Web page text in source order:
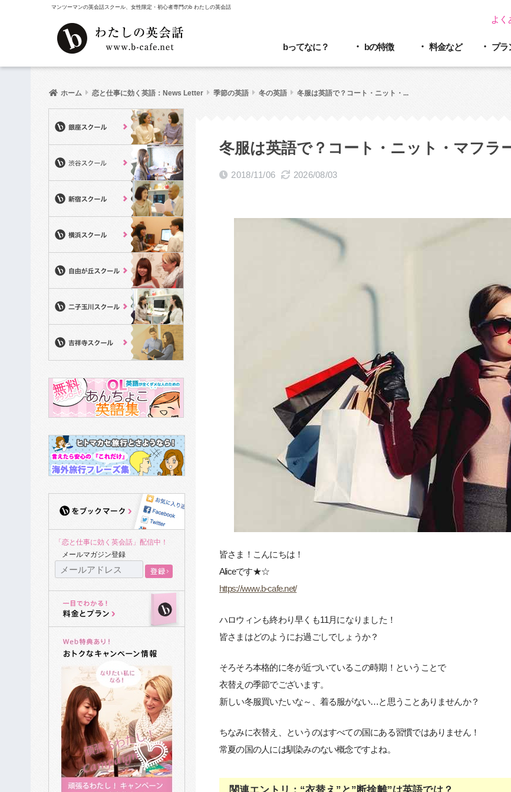
マンツーマンの英会話スクール、女性限定・初心者専門のb わたしの英会話
よく
bってなに？ bの特徴 料金など プラ
ホーム 恋と仕事に効く英語：News Letter 季節の英語 冬の英語 冬服は英語で？コート・ニット・...
冬服は英語で？コート・ニット・マフラ
2018/11/06 2026/08/03
皆さま！こんにちは！
Aliceです★☆
https://www.b-cafe.net/
ハロウィンも終わり早くも11月になりました！
皆さまはどのようにお過ごしでしょうか？
そろそろ本格的に冬が近づいているこの時期！ということで
衣替えの季節でございます。
新しい冬服買いたいな～、着る服がない…と思うことありませんか？
ちなみに衣替え、というのはすべての国にある習慣ではありません！
常夏の国の人には馴染みのない概念ですよね。
「恋と仕事に効く英会話」配信中！
メールマガジン登録